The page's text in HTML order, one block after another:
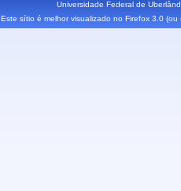
Universidade Federal de
Este sítio é melhor visualizado no Firefox 3.0